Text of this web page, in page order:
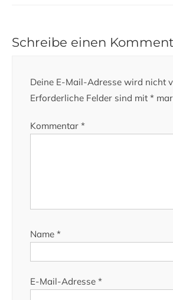
Schreibe einen
Deine E-Mail-Adresse wird nicht
Erforderliche Felder sind mit *
Kommentar *
Name *
E-Mail-Adresse *